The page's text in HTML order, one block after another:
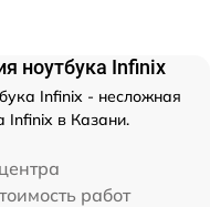
ноутбука Infinix
Infinix - несложная
Infinix в Казани.
работ